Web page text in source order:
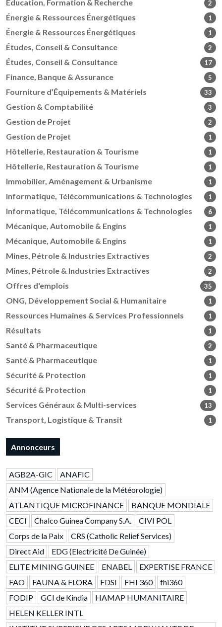
Éducation, Formation & Recherche 2
Énergie & Ressources Énergétiques 1
Énergie & Ressources Énergétiques 1
Études, Conseil & Consultance 2
Études, Conseil & Consultance 17
Finance, Banque & Assurance 5
Fourniture d’Équipements & Matériels 33
Gestion & Comptabilité 3
Gestion de Projet 2
Gestion de Projet 1
Hôtellerie, Restauration & Tourisme 1
Hôtellerie, Restauration & Tourisme 1
Immobilier, Aménagement & Urbanisme 1
Informatique, Télécommunications & Technologies 1
Informatique, Télécommunications & Technologies 6
Mécanique, Automobile & Engins 1
Mécanique, Automobile & Engins 1
Mines, Pétrole & Industries Extractives 2
Mines, Pétrole & Industries Extractives 2
Offres d'emplois 35
ONG, Développement Social & Humanitaire 1
Ressources Humaines & Services Professionnels 1
Résultats 1
Santé & Pharmaceutique 2
Santé & Pharmaceutique 1
Sécurité & Protection 1
Sécurité & Protection 1
Services Généraux & Multi-services 13
Transport, Logistique & Transit 1
Annonceurs
AGB2A-GIC
ANAFIC
ANM (Agence Nationale de la Météorologie)
ATLANTIQUE MICROFINANCE
BANQUE MONDIALE
CECI
Chalco Guinea Company S.A.
CIVI POL
Corps de la Paix
CRS (Catholic Relief Services)
Direct Aid
EDG (Electricité De Guinée)
ELITE MINING GUINEE
ENABEL
EXPERTISE FRANCE
FAO
FAUNA & FLORA FDSI FHI 360
fhi360
FODIP
GCI de Kindia
HAMAP HUMANITAIRE
HELEN KELLER INTL